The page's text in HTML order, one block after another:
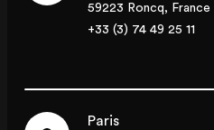
59223 Roncq, France
+33 (3) 74 49 25 11
Paris